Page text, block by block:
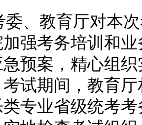
委、教育厅对本
强考务培训和
预案，精心组
试期间，教育
类专业省级统考